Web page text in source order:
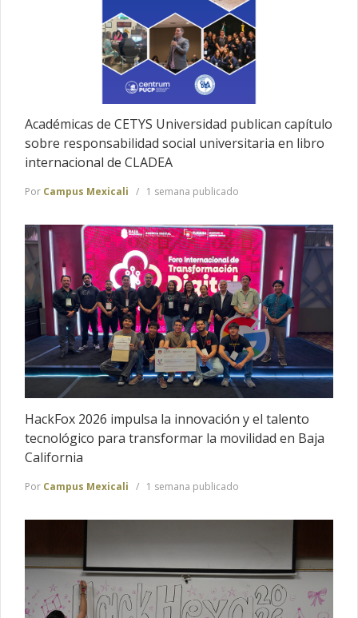
Académicas de CETYS Universidad publican capítulo
sobre responsabilidad social universitaria en libro
internacional de CLADEA
Por Campus Mexicali 1 semana publicado
HackFox 2026 impulsa la innovación y el talento
tecnológico para transformar la movilidad en Baja
California
Por Campus Mexicali 1 semana publicado